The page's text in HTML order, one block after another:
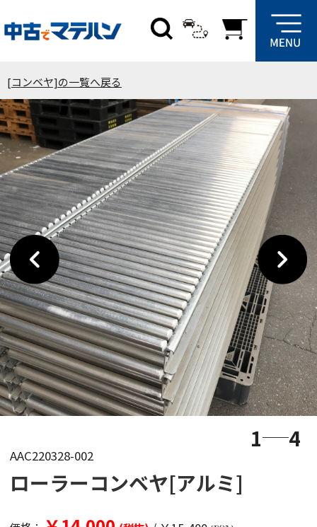
[コンベヤ]の一覧へ戻る
1 4
AAC220328-002
ローラーコンベヤ[アルミ]